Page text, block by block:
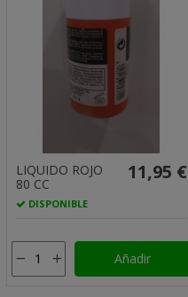
LIQUIDO ROJO
80 CC
DISPONIBLE
11,95 €
Añadir